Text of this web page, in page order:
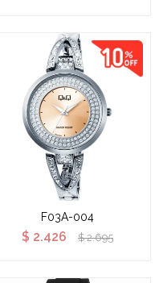
F03A-004
$ 2.426 $ 2.695